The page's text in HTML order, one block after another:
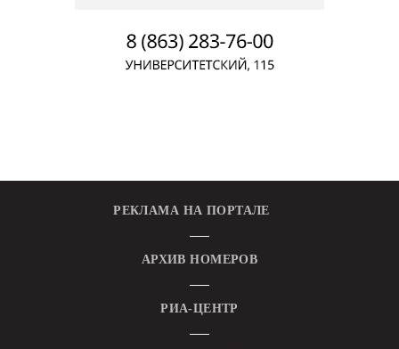
РЕКЛАМА НА ПОРТАЛЕ
АРХИВ НОМЕРОВ
РИА-ЦЕНТР